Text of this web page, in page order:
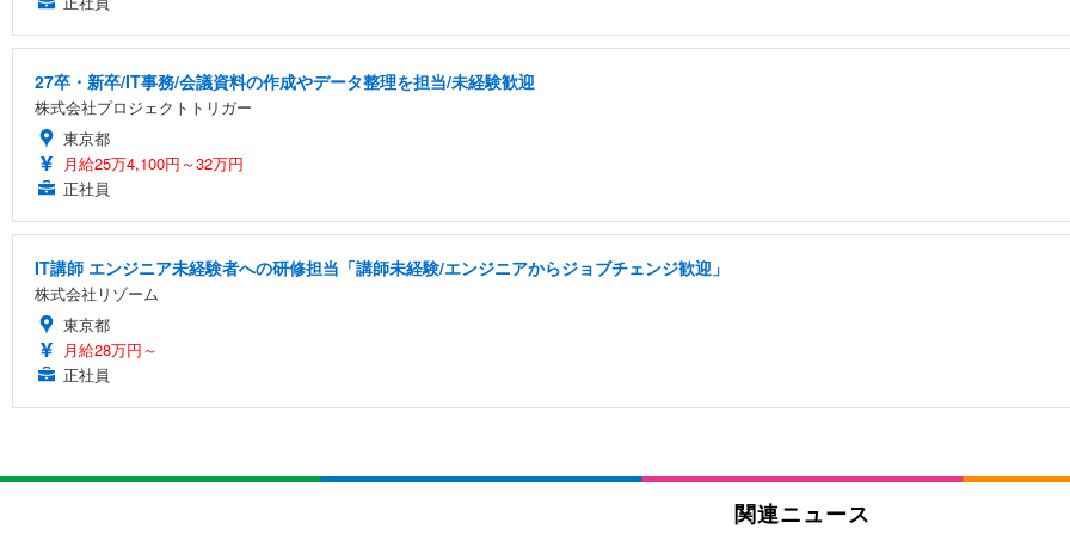
27卒・新卒/IT事務/会議資料の作成やデータ整理を担当/未経験歓迎
株式会社プロジェクトトリガー
東京都
月給25万4,100円～32万円
正社員
IT講師 エンジニア未経験者への研修担当「講師未経験/エンジニアからジョブチェンジ歓迎」
株式会社リゾーム
東京都
月給28万円～
正社員
関連ニュース